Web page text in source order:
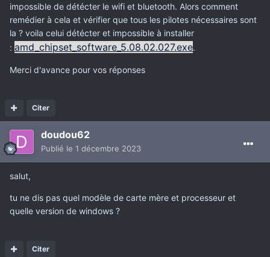
impossible de détécter le wifi et bluetooth. Alors comment
remédier à cela et vérifier que tous les pilotes nécessaires sont
la ? voila celui détécter et impossible à installer
: amd_chipset_software_5.08.02.027.exe.
Merci d'avance pour vos réponses
Citer
doudou62
Publié le 1 décembre 2023
salut,
tu ne dis pas quel modèle de carte mère et processeur et
quelle version de windows ?
Citer